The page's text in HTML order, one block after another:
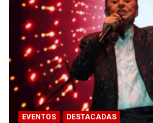
EVENTOS DESTACADAS